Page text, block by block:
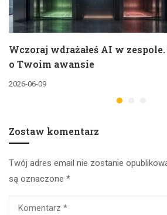
Wczoraj wdrażałeś AI w
o Twoim awansie
2026-06-09
Zostaw komentarz
Twój adres email nie zostanie
są oznaczone *